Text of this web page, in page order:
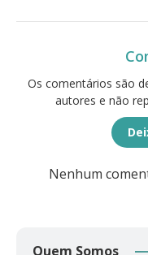
Os comentários são
autores e não
Nenhum
Quem Somos